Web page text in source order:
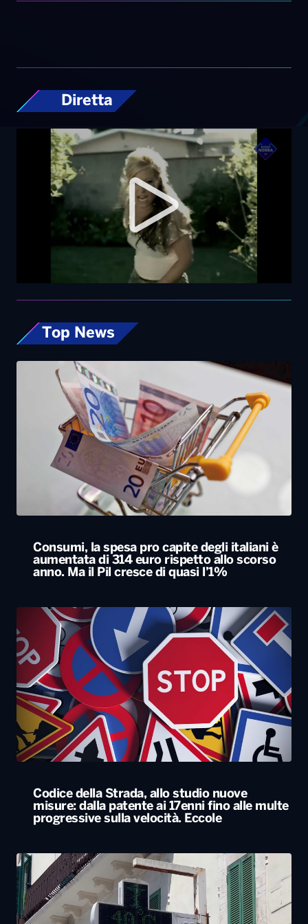
Diretta
Top News
Consumi, la spesa pro capite degli italiani è
aumentata di 314 euro rispetto allo scorso
anno. Ma il Pil cresce di quasi l’1%
Codice della Strada, allo studio nuove
misure: dalla patente ai 17enni fino alle multe
progressive sulla velocità. Eccole